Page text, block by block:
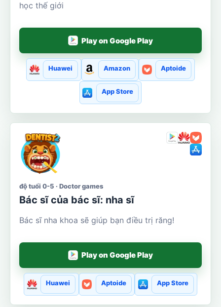
học thế giới
Play on Google Play
Huawei Amazon Aptoide
App Store
độ tuổi 0-5 · Doctor games
Bác sĩ của bác sĩ: nha sĩ
Bác sĩ nha khoa sẽ giúp bạn điều trị răng!
Play on Google Play
Huawei Aptoide App Store